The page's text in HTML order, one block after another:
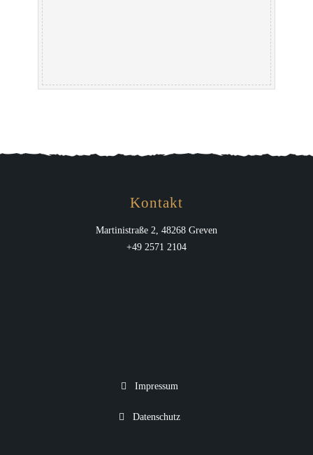
Kontakt
Martinistraße 2, 48268 Greven
+49 2571 2104
Impressum
Datenschutz